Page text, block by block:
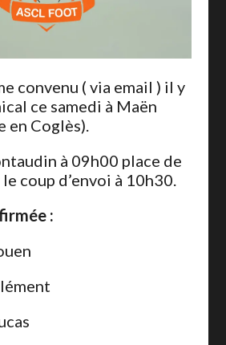
convenu ( via email ) il y
ce samedi à Maën
en Coglès).
à 09h00 place de
coup d’envoi à 10h30.
: